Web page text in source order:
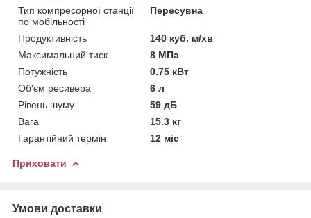
Тип компресорної станції
по мобільності
Пересувна
Продуктивність
140 куб. м/хв
Максимальний тиск
8 МПа
Потужність
0.75 кВт
Об'єм ресивера
6 л
Рівень шуму
59 дБ
Вага
15.3 кг
Гарантійний термін
12 міс
Приховати
Умови доставки